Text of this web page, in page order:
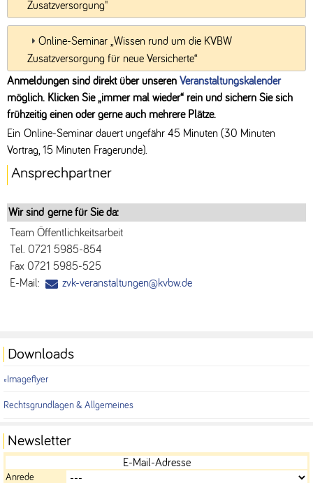
Zusatzversorgung"
Online-Seminar „Wissen rund um die KVBW
Zusatzversorgung für neue Versicherte“
Anmeldungen sind direkt über unseren Veranstaltungskalender
möglich. Klicken Sie „immer mal wieder“ rein und sichern Sie sich
frühzeitig einen oder gerne auch mehrere Plätze.
Ein Online-Seminar dauert ungefähr 45 Minuten (30 Minuten
Vortrag, 15 Minuten Fragerunde).
Ansprechpartner
Wir sind gerne für Sie da:
Team Öffentlichkeitsarbeit
Tel. 0721 5985-854
Fax 0721 5985-525
E-Mail:
zvk-veranstaltungen@kvbw.de
Downloads
Imageflyer
Rechtsgrundlagen & Allgemeines
Newsletter
Anrede